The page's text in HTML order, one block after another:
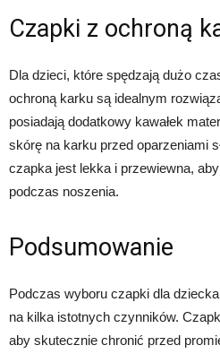
Czapki z ochroną
Dla dzieci, które spędzają dużo
ochroną karku są idealnym
posiadają dodatkowy kawałek
skórę na karku przed oparzeniami
czapka jest lekka i przewiewna,
podczas noszenia.
Podsumowanie
Podczas wyboru czapki dla
na kilka istotnych czynników.
aby skutecznie chronić przed